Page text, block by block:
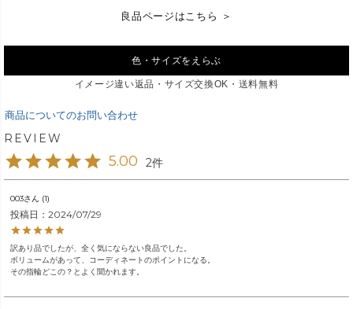
良品ページはこちら ＞
色・サイズをえらぶ
イメージ違い返品・サイズ交換OK・送料無料
商品についてのお問い合わせ
5.00 2
003 1
投稿日 2024/07/29
訳あり品でしたが、全く気にならない良品でした。
ボリュームがあって、コーディネートのポイントになる。
その指輪どこの？とよく聞かれます。